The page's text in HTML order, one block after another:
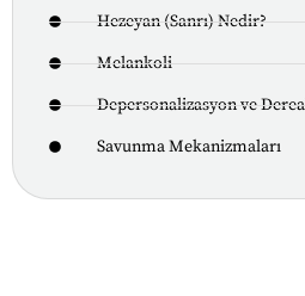
Hezeyan (Sanrı) Nedir?
Melankoli
Depersonalizasyon ve
Savunma Mekanizmaları